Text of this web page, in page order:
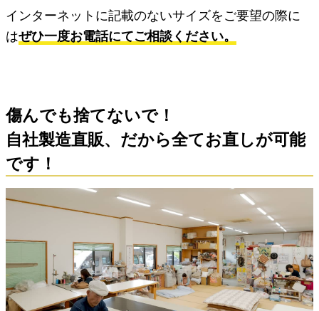
インターネットに記載のないサイズをご要望の際に
はぜひ一度お電話にてご相談ください。
傷んでも捨てないで！
自社製造直販、だから全てお直しが可能
です！